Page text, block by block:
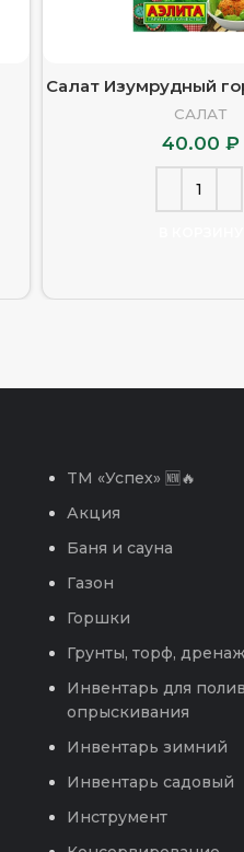
Салат Изумрудный
САЛАТ
40.00 ₽
TM «Успех» 🆕🔥
Акция
Баня и сауна
Газон
Горшки
Грунты, торф, дренаж
Инвентарь для
опрыскивания
Инвентарь зимний
Инвентарь садовый
Инструмент